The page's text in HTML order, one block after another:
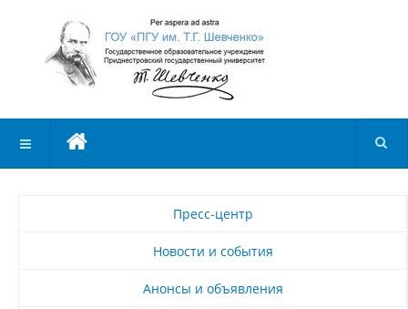
Пресс-центр
Новости и события
Анонсы и объявления